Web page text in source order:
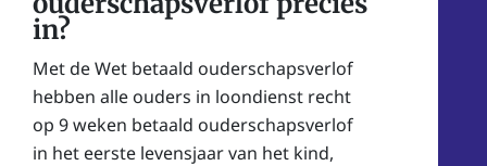
in?
Met de Wet betaald ouderschapsverlof
hebben alle ouders in loondienst recht
op 9 weken betaald ouderschapsverlof
in het eerste levensjaar van het kind,